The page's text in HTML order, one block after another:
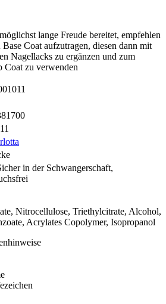
lange Freude bereitet, empfehlen
Coat aufzutragen, diesen dann mit
Nagellacks zu ergänzen und zum
Coat zu verwenden
in der Schwangerschaft,
Nitrocellulose, Triethylcitrate, Alcohol,
Acrylates Copolymer, Isopropanol